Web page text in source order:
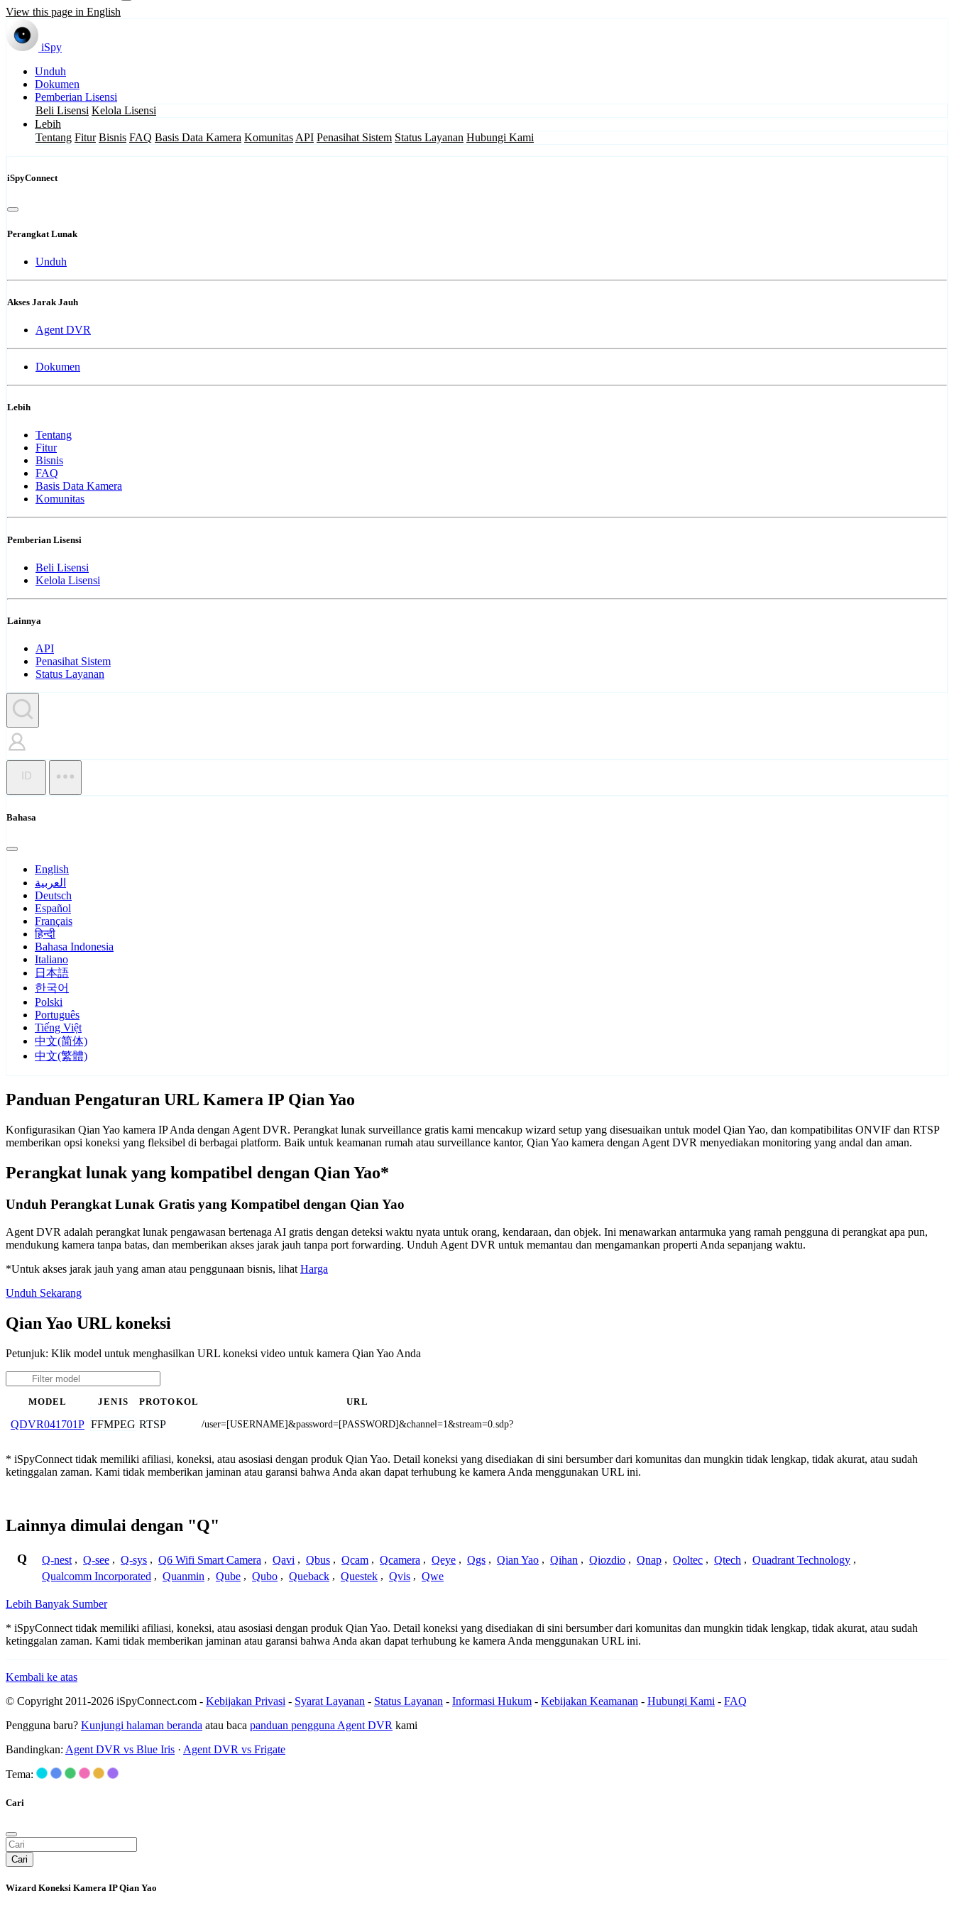
View this page in English
iSpy
Unduh
Dokumen
Pemberian Lisensi
Beli Lisensi Kelola Lisensi
Lebih
Tentang Fitur Bisnis FAQ Basis Data Kamera Komunitas API Penasihat Sistem Status Layanan Hubungi Kami
iSpyConnect
Perangkat Lunak
Unduh
Akses Jarak Jauh
Agent DVR
Dokumen
Lebih
Tentang
Fitur
Bisnis
FAQ
Basis Data Kamera
Komunitas
Pemberian Lisensi
Beli Lisensi
Kelola Lisensi
Lainnya
API
Penasihat Sistem
Status Layanan
ID
Bahasa
English
العربية
Deutsch
Español
Français
हिन्दी
Bahasa Indonesia
Italiano
日本語
한국어
Polski
Português
Tiếng Việt
中文(简体)
中文(繁體)
Panduan Pengaturan URL Kamera IP Qian Yao
Konfigurasikan Qian Yao kamera IP Anda dengan Agent DVR. Perangkat lunak surveillance gratis kami mencakup wizard setup yang disesuaikan untuk model Qian Yao, dan kompatibilitas ONVIF dan RTSP
memberikan opsi koneksi yang fleksibel di berbagai platform. Baik untuk keamanan rumah atau surveillance kantor, Qian Yao kamera dengan Agent DVR menyediakan monitoring yang andal dan aman.
Perangkat lunak yang kompatibel dengan Qian Yao*
Unduh Perangkat Lunak Gratis yang Kompatibel dengan Qian Yao
Agent DVR adalah perangkat lunak pengawasan bertenaga AI gratis dengan deteksi waktu nyata untuk orang, kendaraan, dan objek. Ini menawarkan antarmuka yang ramah pengguna di perangkat apa pun,
mendukung kamera tanpa batas, dan memberikan akses jarak jauh tanpa port forwarding. Unduh Agent DVR untuk memantau dan mengamankan properti Anda sepanjang waktu.
*Untuk akses jarak jauh yang aman atau penggunaan bisnis, lihat Harga
Unduh Sekarang
Qian Yao URL koneksi
Petunjuk: Klik model untuk menghasilkan URL koneksi video untuk kamera Qian Yao Anda
MODEL JENIS PROTOKOL URL
QDVR041701P FFMPEG RTSP /user=[USERNAME]&password=[PASSWORD]&channel=1&stream=0.sdp?
* iSpyConnect tidak memiliki afiliasi, koneksi, atau asosiasi dengan produk Qian Yao. Detail koneksi yang disediakan di sini bersumber dari komunitas dan mungkin tidak lengkap, tidak akurat, atau sudah
ketinggalan zaman. Kami tidak memberikan jaminan atau garansi bahwa Anda akan dapat terhubung ke kamera Anda menggunakan URL ini.
Lainnya dimulai dengan "Q"
Q Q-nest , Q-see , Q-sys , Q6 Wifi Smart Camera , Qavi , Qbus , Qcam , Qcamera , Qeye , Qgs , Qian Yao , Qihan , Qiozdio , Qnap , Qoltec , Qtech , Quadrant Technology ,
Qualcomm Incorporated , Quanmin , Qube , Qubo , Queback , Questek , Qvis , Qwe
Lebih Banyak Sumber
* iSpyConnect tidak memiliki afiliasi, koneksi, atau asosiasi dengan produk Qian Yao. Detail koneksi yang disediakan di sini bersumber dari komunitas dan mungkin tidak lengkap, tidak akurat, atau sudah
ketinggalan zaman. Kami tidak memberikan jaminan atau garansi bahwa Anda akan dapat terhubung ke kamera Anda menggunakan URL ini.
Kembali ke atas
© Copyright 2011-2026 iSpyConnect.com - Kebijakan Privasi - Syarat Layanan - Status Layanan - Informasi Hukum - Kebijakan Keamanan - Hubungi Kami - FAQ
Pengguna baru? Kunjungi halaman beranda atau baca panduan pengguna Agent DVR kami
Bandingkan: Agent DVR vs Blue Iris · Agent DVR vs Frigate
Tema:
Cari
Cari
Wizard Koneksi Kamera IP Qian Yao